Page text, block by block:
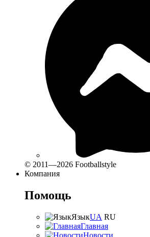
© 2011—2026 Footballstyle
Компания
Помощь
ЯзыкUA RU
Главная
Новости